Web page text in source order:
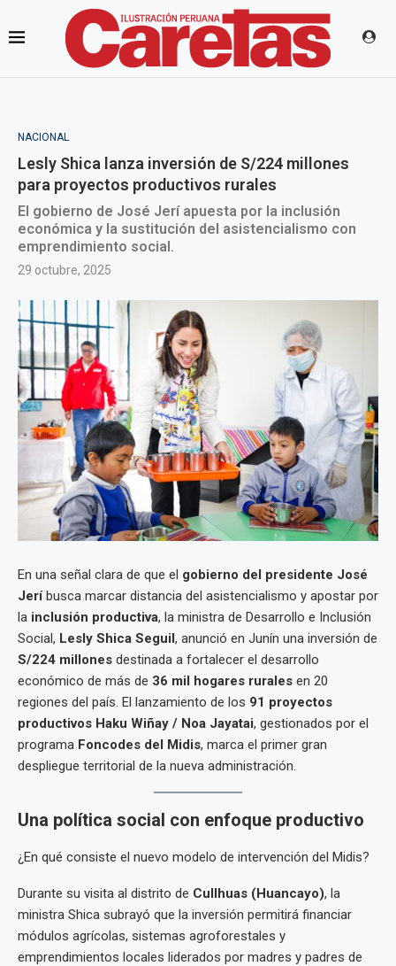
NACIONAL
Lesly Shica lanza inversión de S/224 millones
para proyectos productivos rurales
El gobierno de José Jerí apuesta por la inclusión
económica y la sustitución del asistencialismo con
emprendimiento social.
29 octubre, 2025
En una señal clara de que el gobierno del presidente José
Jeríbusca marcar distancia del asistencialismo y apostar por
la inclusión productiva, la ministra de Desarrollo e Inclusión
Social, Lesly Shica Seguil, anunció en Junín una inversión de
S/224 millones destinada a fortalecer el desarrollo
económico de más de 36 mil hogares rurales en 20
regiones del país. El lanzamiento de los 91 proyectos
productivos Haku Wiñay / Noa Jayatai, gestionados por el
programa Foncodes del Midis, marca el primer gran
despliegue territorial de la nueva administración.
Una política social con enfoque productivo
¿En qué consiste el nuevo modelo de intervención del Midis?
Durante su visita al distrito de Cullhuas (Huancayo), la
ministra Shica subrayó que la inversión permitirá financiar
módulos agrícolas, sistemas agroforestales y
emprendimientos locales liderados por madres y padres de